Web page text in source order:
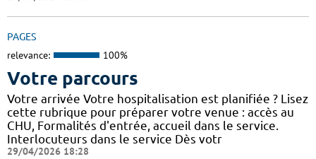
PAGES
relevance: 100%
Votre parcours
Votre arrivée Votre hospitalisation est planifiée ? Lisez
cette rubrique pour préparer votre venue : accès au
CHU, Formalités d'entrée, accueil dans le service.
Interlocuteurs dans le service Dès votr
29/04/2026 18:28